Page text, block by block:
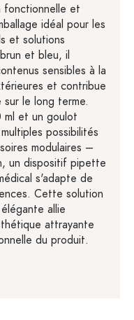
fonctionnelle et
idéal pour les
et solutions
et bleu, il
sensibles à la
et contribue
le long terme.
ml et un goulot
possibilités
modulaires –
un dispositif pipette
s'adapte de
Cette solution
allie
attrayante
du produit.